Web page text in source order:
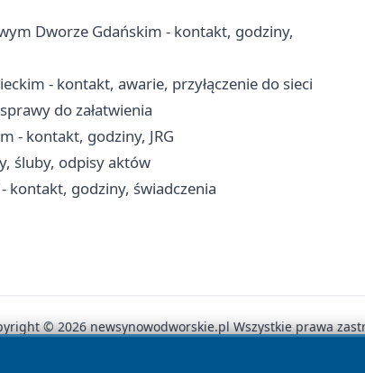
Dworze Gdańskim - kontakt, godziny,
- kontakt, awarie, przyłączenie do sieci
do załatwienia
- kontakt, godziny, JRG
śluby, odpisy aktów
kontakt, godziny, świadczenia
© 2026 newsynowodworskie.pl Wszystkie prawa